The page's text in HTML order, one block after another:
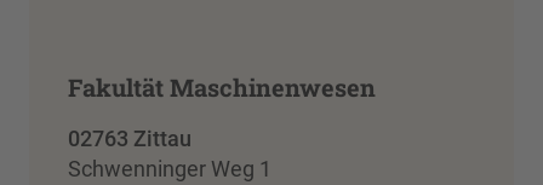
Fakultät Maschinenwesen
02763 Zittau
Schwenninger Weg 1